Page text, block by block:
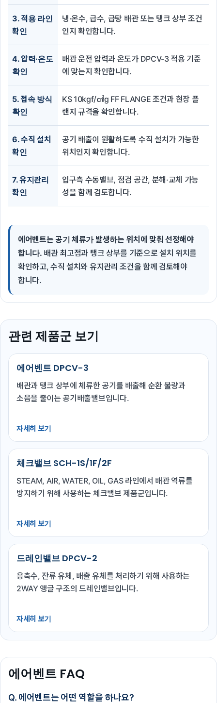
3. 적용 라인
확인
냉·온수, 급수, 급탕 배관 또는 탱크 상부 조건
인지 확인합니다.
4. 압력·온도
확인
배관 운전 압력과 온도가 DPCV-3 적용 기준
에 맞는지 확인합니다.
5. 접속 방식
확인
KS 10kgf/㎠g FF FLANGE 조건과 현장 플
랜지 규격을 확인합니다.
6. 수직 설치
확인
공기 배출이 원활하도록 수직 설치가 가능한
위치인지 확인합니다.
7. 유지관리
확인
입구측 수동밸브, 점검 공간, 분해·교체 가능
성을 함께 검토합니다.
에어벤트는 공기 체류가 발생하는 위치에 맞춰 선정해야
합니다. 배관 최고점과 탱크 상부를 기준으로 설치 위치를
확인하고, 수직 설치와 유지관리 조건을 함께 검토해야
합니다.
관련 제품군 보기
에어벤트 DPCV-3
배관과 탱크 상부에 체류한 공기를 배출해 순환 불량과
소음을 줄이는 공기배출밸브입니다.
자세히 보기
체크밸브 SCH-1S/1F/2F
STEAM, AIR, WATER, OIL, GAS 라인에서 배관 역류를
방지하기 위해 사용하는 체크밸브 제품군입니다.
자세히 보기
드레인밸브 DPCV-2
응축수, 잔류 유체, 배출 유체를 처리하기 위해 사용하는
2WAY 앵글 구조의 드레인밸브입니다.
자세히 보기
에어벤트 FAQ
Q. 에어벤트는 어떤 역할을 하나요?